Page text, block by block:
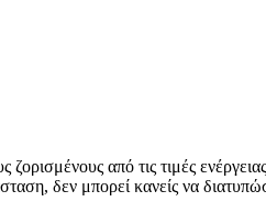
από τις τιμές
δεν μπορεί κανείς να